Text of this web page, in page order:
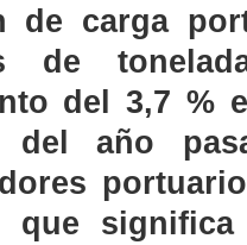
de carga
de
del 3,7 %
del año
que